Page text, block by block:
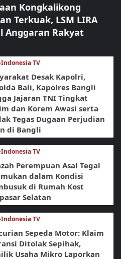
Kongkalikong
Terkuak, LSM LIRA
Anggaran Rakyat
Indonesia TV
Desak Kapolri,
Bali, Kapolres Bangli
Jajaran TNI Tingkat
dan Korem Awasi serta
Tegas Dugaan Perjudian
di Bangli
Indonesia TV
Perempuan Asal Tegal
dalam Kondisi
di Rumah Kost
Selatan
Indonesia TV
Sepeda Motor: Klaim
Ditolak Sepihak,
Usaha Mikro Laporkan